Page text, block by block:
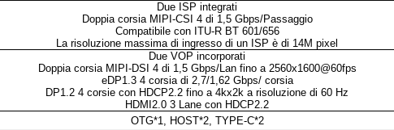
Due ISP integrati
Doppia corsia MIPI-CSI 4 di 1,5 Gbps/Passaggio
Compatibile con ITU-R BT 601/656
La risoluzione massima di ingresso di un ISP è di 14M pixel
Due VOP incorporati
Doppia corsia MIPI-DSI 4 di 1,5 Gbps/Lan fino a 2560x1600@60fps
eDP1.3 4 corsia di 2,7/1,62 Gbps/ corsia
DP1.2 4 corsie con HDCP2.2 fino a 4kx2k a risoluzione di 60 Hz
HDMI2.0 3 Lane con HDCP2.2
OTG*1, HOST*2, TYPE-C*2